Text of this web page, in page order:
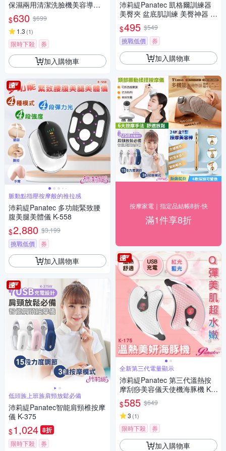
保濕兩用清潔洗臉機美容導入
儀 K-385
$630 $699
1.3 (1)
限時下殺 券
加入購物車
脈動點指壓按摩般的推拉感
沛莉緹Panatec 多功能緊致腰
腹美腿美體儀 K-558
$2,880 $3,199
挑戰低價
券
加入購物車
低頭族上班族肩頸放鬆必備
沛莉緹Panatec智能肩頸椎按摩
儀 K-375
$1,024 8折
限時下殺 券
沛莉緹Panatec 凱格爾訓練器
美臀夾 盆底肌訓練 美臀神器 緊
實翹臀 健身蜜桃臀 K-163
$495 $549
挑戰低價
券
加入購物車
按摩家電｜指定品結帳8折-快
滿1件享8折
全新第三代電量顯示
沛莉緹Panatec 第三代溫熱按
摩刮痧美容儀天使機海豚機 K-1
75
$585 $649
3 (1)
限時下殺 券
加入購物車